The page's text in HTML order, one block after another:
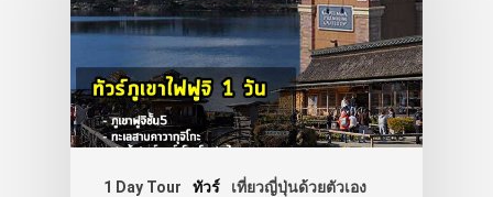
1 Day Tour ทัวร์ เที่ยวญี่ปุ่นด้วยตัวเอง